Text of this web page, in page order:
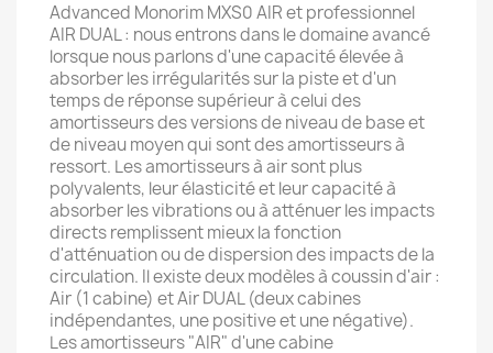
Advanced Monorim MXS0 AIR et professionnel
AIR DUAL : nous entrons dans le domaine avancé
lorsque nous parlons d'une capacité élevée à
absorber les irrégularités sur la piste et d'un
temps de réponse supérieur à celui des
amortisseurs des versions de niveau de base et
de niveau moyen qui sont des amortisseurs à
ressort. Les amortisseurs à air sont plus
polyvalents, leur élasticité et leur capacité à
absorber les vibrations ou à atténuer les impacts
directs remplissent mieux la fonction
d'atténuation ou de dispersion des impacts de la
circulation. Il existe deux modèles à coussin d'air :
Air (1 cabine) et Air DUAL (deux cabines
indépendantes, une positive et une négative).
Les amortisseurs "AIR" d'une cabine